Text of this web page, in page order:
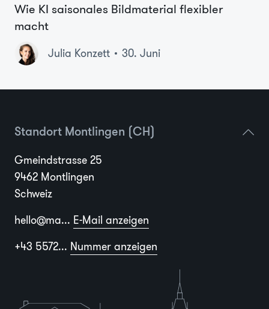
Wie KI saisonales Bildmaterial flexibler
macht
Julia Konzett 30. Juni
Standort Montlingen (CH)
Gmeindstrasse 25
9462 Montlingen
Schweiz
hello@ma... E-Mail anzeigen
+43 5572... Nummer anzeigen